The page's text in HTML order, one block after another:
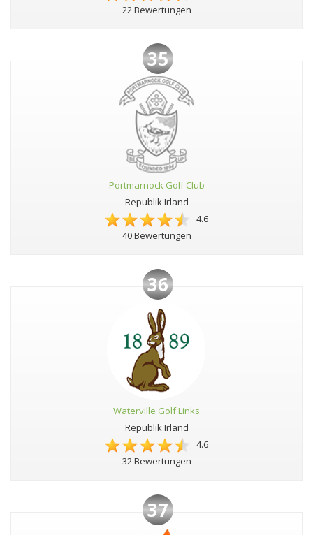
22 Bewertungen
35
Portmarnock Golf Club
Republik Irland
4.6
40 Bewertungen
36
Waterville Golf Links
Republik Irland
4.6
32 Bewertungen
37